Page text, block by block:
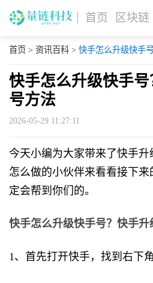
首页 区块链
首页 > 资讯百科> 快手怎么升级快手
快手怎么升级快手
号方法
2026-05-29 11:27:11
今天小编为大家带来了快手
怎么做的小伙伴来看看接下
定会帮到你们的。
快手怎么升级快手号？快手升
1、首先打开快手，找到右下